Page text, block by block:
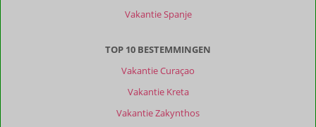
Vakantie Spanje
TOP 10 BESTEMMINGEN
Vakantie Curaçao
Vakantie Kreta
Vakantie Zakynthos